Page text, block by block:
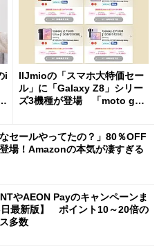
i
IIJmioの「スマホ大特価セー
ル」に「Galaxy Z8」シリー
ズ3機種が登場 「moto g37
なセールやってたの？」80％OFF
場！Amazonの本気が凄すぎる
やAEON Payのキャンペーンま
日最新版】 ポイント10～20倍の
多数